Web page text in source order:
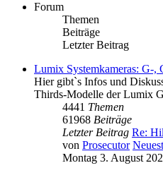
Forum
Themen
Beiträge
Letzter Beitrag
Lumix Systemkameras: G-
Hier gibt`s Infos und
Thirds-Modelle der Lumix
4441 Themen
61968 Beiträge
Letzter Beitrag Re:
von Prosecutor
Montag 3. August